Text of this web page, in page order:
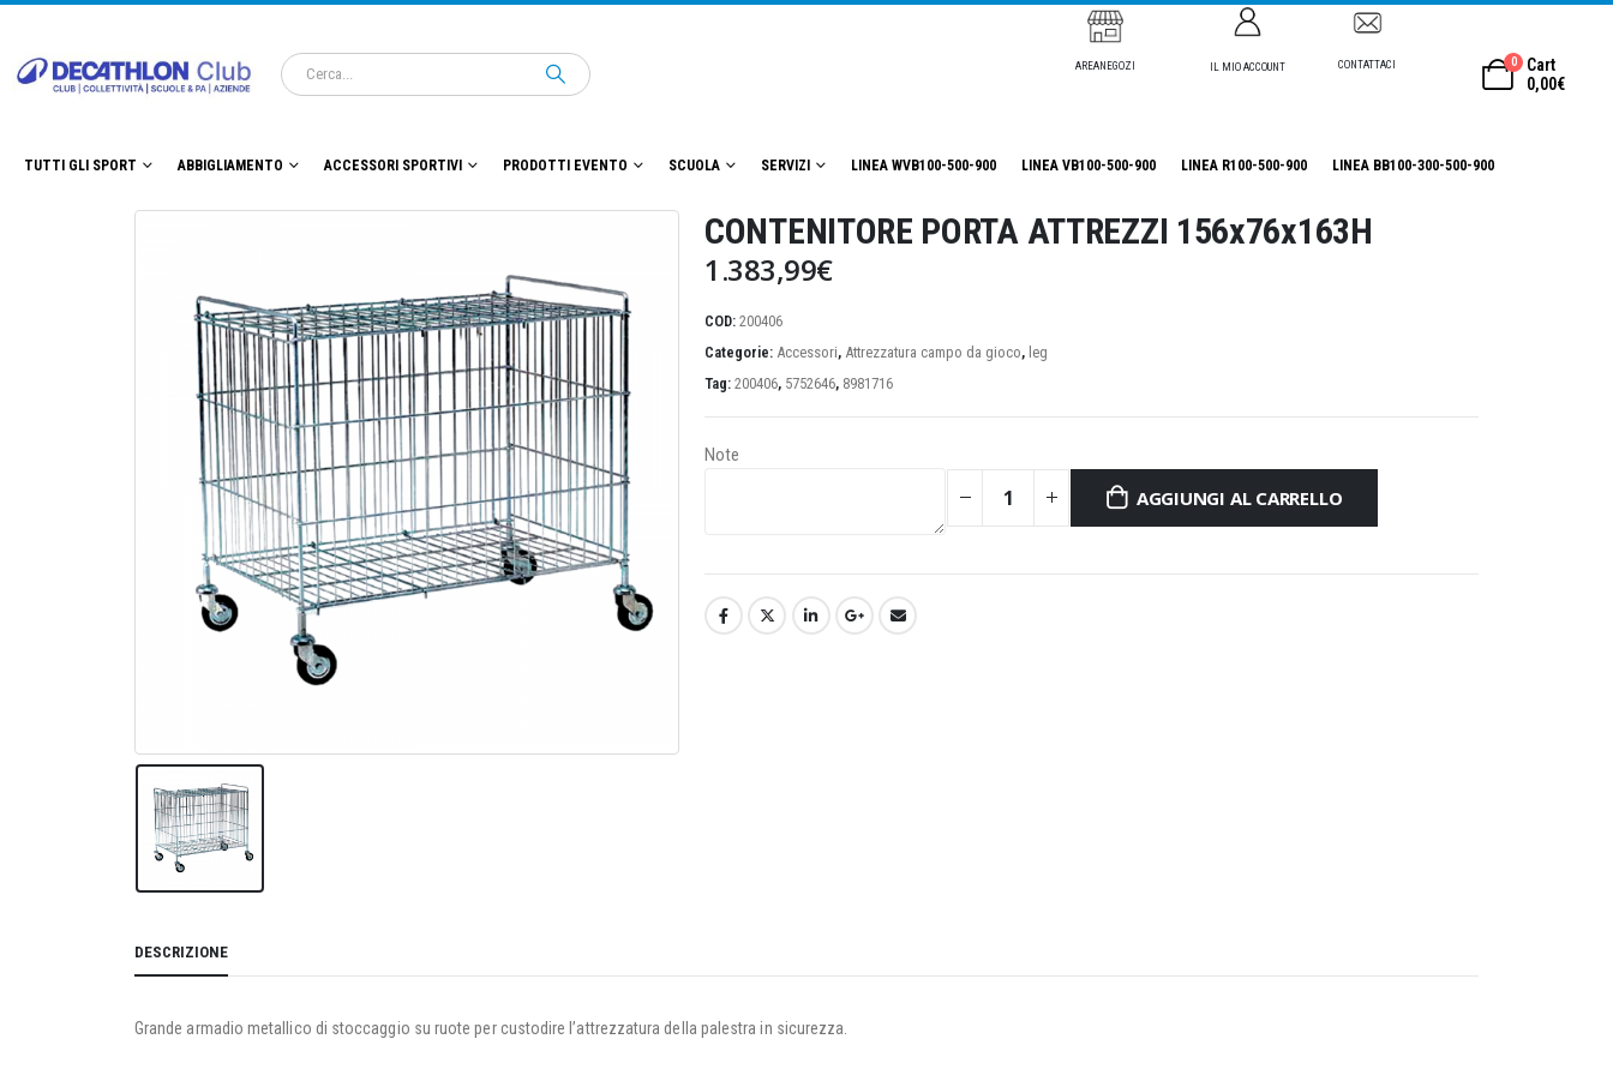
AREANEGOZI IL MIO ACCOUNT CONTATTACI 0
Cart
0,00€
TUTTI GLI SPORT ABBIGLIAMENTO ACCESSORI SPORTIVI PRODOTTI EVENTO SCUOLA SERVIZI LINEA WVB100-500-900 LINEA VB100-500-900 LINEA R100-500-900 LINEA BB100-300-500-900
CONTENITORE PORTA ATTREZZI 156x76x163H
1.383,99€
COD: 200406
Categorie: Accessori, Attrezzatura campo da gioco, leg
Tag: 200406, 5752646, 8981716
Note
AGGIUNGI AL CARRELLO
DESCRIZIONE
Grande armadio metallico di stoccaggio su ruote per custodire l’attrezzatura della palestra in sicurezza.